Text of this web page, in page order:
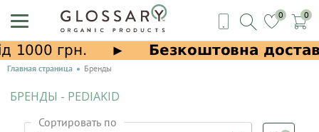
0 0
Главная страница Бренды
БРЕНДЫ - PEDIAKID
Сортировать по